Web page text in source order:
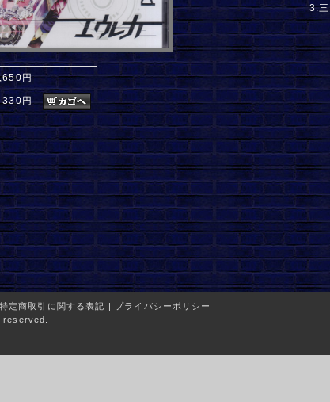
円
330円
3.
特定商取引に関する表記 | プライバシーポリシー